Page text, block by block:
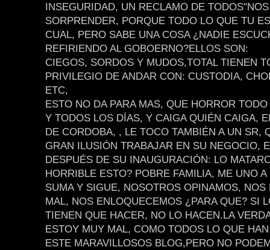
INSEGURIDAD, UN RECLAMO DE
SORPRENDER, PORQUE TODO LO QUE TU
CUAL, PERO SABE UNA COSA ¿NADIE
REFIRIENDO AL GOBOERNO?ELLOS SON:
CIEGOS, SORDOS Y MUDOS,TOTAL TIENEN
PRIVILEGIO DE ANDAR CON: CUSTODIA,
ETC,
ESTO NO DA PARA MAS, QUE HORROR
Y TODOS LOS DÍAS, Y CAIGA QUIÉN CAIGA,
DE CORDOBA, , LE TOCO TAMBIÉN A UN SR,
GRAN ILUSIÓN TRABAJAR EN SU NEGOCIO,
DESPUÉS DE SU INAUGURACIÓN: LO
HORRIBLE ESTO? POBRE FAMILIA, ME UNO
SUMA Y SIGUE, NOSOTROS OPINAMOS, NOS
MAL, NOS ENLOQUECEMOS ¿PARA QUE? SI
TIENEN QUE HACER, NO LO HACEN.LA
ESTOY MUY MAL, COMO TODOS LO QUE
ESTE MARAVILLOSOS BLOG,PERO NO